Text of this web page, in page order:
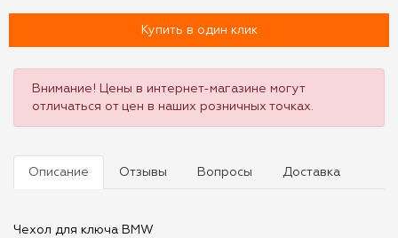
Купить в один клик
Внимание! Цены в интернет-магазине могут
отличаться от цен в наших розничных точках.
Описание Отзывы Вопросы Доставка
Чехол для ключа BMW